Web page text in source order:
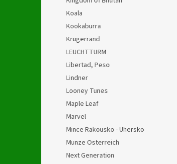
Koala
Kookaburra
Krugerrand
LEUCHTTURM
Libertad, Peso
Lindner
Looney Tunes
Maple Leaf
Marvel
Mince Rakousko - Uhersko
Munze Osterreich
Next Generation